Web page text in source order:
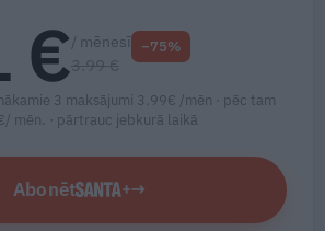
€/ mēnesī −75%
3 maksājumi 3.99€ /mēn · pēc tam
mēn. · pārtrauc jebkurā laikā
Abonēt →